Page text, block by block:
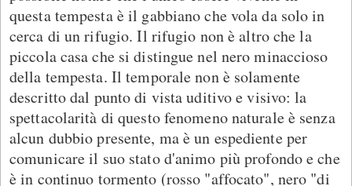
questa tempesta è il gabbiano che vola da solo in
cerca di un rifugio. Il rifugio non è altro che la
piccola casa che si distingue nel nero minaccioso
della tempesta. Il temporale non è solamente
descritto dal punto di vista uditivo e visivo: la
spettacolarità di questo fenomeno naturale è senza
alcun dubbio presente, ma è un espediente per
comunicare il suo stato d'animo più profondo e che
è in continuo tormento (rosso "affocato", nero "di